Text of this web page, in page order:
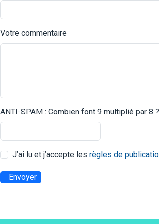
Votre commentaire
ANTI-SPAM : Combien font 9 multiplié par 8 ?
J’ai lu et j’accepte les règles de
Envoyer